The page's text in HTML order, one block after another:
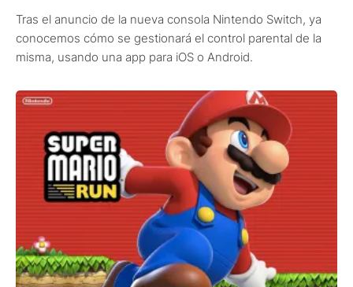
Tras el anuncio de la nueva consola Nintendo Switch, ya
conocemos cómo se gestionará el control parental de la
misma, usando una app para iOS o Android.